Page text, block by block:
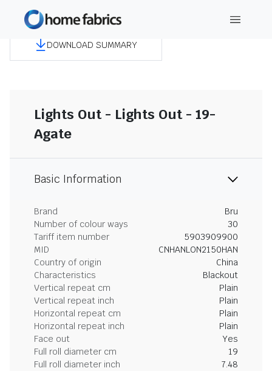
DOWNLOAD SUMMARY
Lights Out - Lights Out - 19-
Agate
Basic Information
Brand
Bru
Number of colour ways
30
Tariff item number
5903909900
MID
CNHANLON2150HAN
Country of origin
China
Characteristics
Blackout
Vertical repeat cm
Plain
Vertical repeat inch
Plain
Horizontal repeat cm
Plain
Horizontal repeat inch
Plain
Face out
Yes
Full roll diameter cm
19
Full roll diameter inch
7.48